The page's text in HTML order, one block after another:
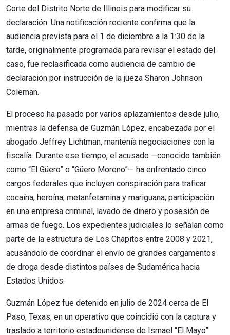
Corte del Distrito Norte de Illinois para modificar su
declaración. Una notificación reciente confirma que la
audiencia prevista para el 1 de diciembre a la 1:30 de la
tarde, originalmente programada para revisar el estado del
caso, fue reclasificada como audiencia de cambio de
declaración por instrucción de la jueza Sharon Johnson
Coleman.
El proceso ha pasado por varios aplazamientos desde julio,
mientras la defensa de Guzmán López, encabezada por el
abogado Jeffrey Lichtman, mantenía negociaciones con la
fiscalía. Durante ese tiempo, el acusado —conocido también
como “El Güero” o “Güero Moreno”— ha enfrentado cinco
cargos federales que incluyen conspiración para traficar
cocaína, heroína, metanfetamina y mariguana; participación
en una empresa criminal, lavado de dinero y posesión de
armas de fuego. Los expedientes judiciales lo señalan como
parte de la estructura de Los Chapitos entre 2008 y 2021,
acusándolo de coordinar el envío de grandes cargamentos
de droga desde distintos países de Sudamérica hacia
Estados Unidos.
Guzmán López fue detenido en julio de 2024 cerca de El
Paso, Texas, en un operativo que coincidió con la captura y
traslado a territorio estadounidense de Ismael “El Mayo”